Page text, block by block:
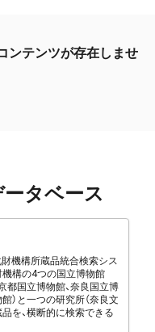
ンテンツが存在しませ
タベース
機構所蔵品統合検索シス
機構の4つの国立博物館
都国立博物館、奈良国立博
）と一つの研究所（奈良文
を、横断的に検索できる